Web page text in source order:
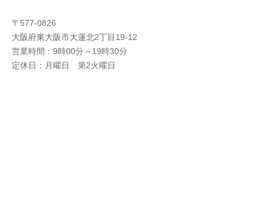
〒577-0826
大阪府東大阪市大蓮北2丁目19-12
営業時間：9時00分～19時30分
定休日：月曜日 第2火曜日